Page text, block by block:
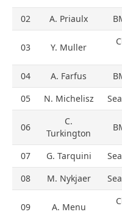
02
A. Priaulx
03 Y. Muller
04 A. Farfus
05
N. Michelisz
06
C.
Turkington
07 G. Tarquini
08
M. Nykjaer
09 A. Menu